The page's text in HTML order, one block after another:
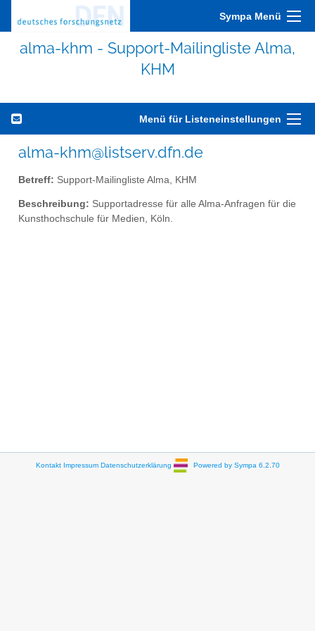
Sympa Menü
alma-khm - Support-Mailingliste Alma,
KHM
Menü für Listeneinstellungen
alma-khm@listserv.dfn.de
Betreff: Support-Mailingliste Alma, KHM
Beschreibung: Supportadresse für alle Alma-Anfragen für die
Kunsthochschule für Medien, Köln.
Kontakt Impressum Datenschutzerklärung Powered by Sympa 6.2.70